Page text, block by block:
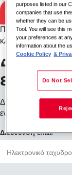
Παρακαλώ
κλειδιού/
Δεν βλέπετε αυτό
ενημερώσουμε όταν
Διεύθυνση email
purposes listed in our
companies that use
whether they can be
Tool. You will see this
your preferences at
information about the
Cookie Policy &
Do Not